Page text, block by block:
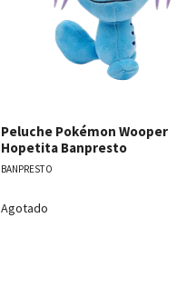
Peluche Pokémon Wooper
Hopetita Banpresto
BANPRESTO
Agotado